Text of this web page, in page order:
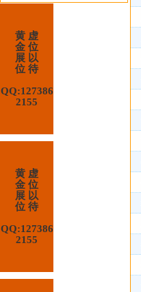
黄 虚
金 位
展 以
位 待
QQ:127386
2155
黄 虚
金 位
展 以
位 待
QQ:127386
2155